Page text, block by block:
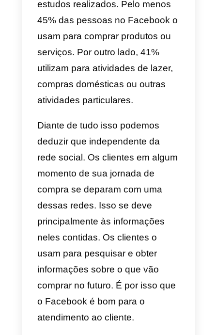
Como mencionamos
anteriormente, a maioria das
pessoas tem e usa uma conta no
Facebook. Eles conhecem muito
bem a plataforma, riem,
conversam e criam
relacionamentos com outras
pessoas dentro do Facebook.
Portanto, é natural que seu
conhecimento e domínio da
referida plataforma seja muito
bom. Eles terão visto anúncios e
ativamenteSuporte ao cliente
páginas de fãs das empresas
seguem. De acordo com alguns
estudos realizados. Pelo menos